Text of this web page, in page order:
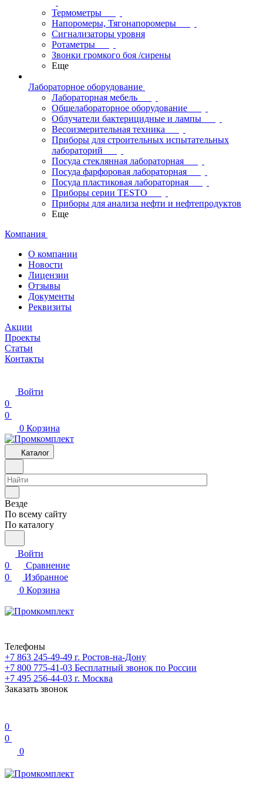
Термометры
Напоромеры, Тягонапоромеры
Сигнализаторы уровня
Ротаметры
Звонки громкого боя /сирены
Еще
Лабораторное оборудование
Лабораторная мебель
Общелабораторное оборудование
Облучатели бактерицидные и лампы
Весоизмерительная техника
Приборы для строительных испытательных
лабораторий
Посуда стеклянная лабораторная
Посуда фарфоровая лабораторная
Посуда пластиковая лабораторная
Приборы серии TESTO
Приборы для анализа нефти и нефтепродуктов
Еще
Компания
О компании
Новости
Лицензии
Отзывы
Документы
Реквизиты
Акции
Проекты
Статьи
Контакты
Войти
0
0
0 Корзина
Каталог
Везде
По всему сайту
По каталогу
Войти
0
Сравнение
0
Избранное
0 Корзина
Телефоны
+7 863 245-49-49 г. Ростов-на-Дону
+7 800 775-41-03 Бесплатный звонок по России
+7 495 256-44-03 г. Москва
Заказать звонок
0
0
0